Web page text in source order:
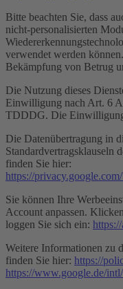
Bitte beachten Sie, dass
nicht-personalisierten
verwendet werden
Bekämpfung von Betrug
Die Nutzung dieses
Einwilligung nach Art. 6
TDDDG. Die
Die Datenübertragung in
Standardvertragsklauseln
finden Sie hier:
https://
Sie können Ihre
Account anpassen.
loggen Sie sich ein:
Weitere Informationen zu
finden Sie hier: https://
https://www.google.de/